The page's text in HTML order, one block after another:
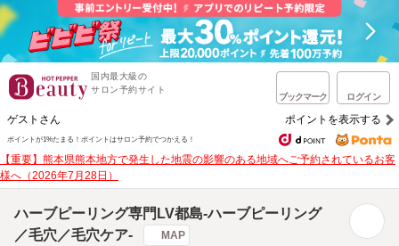
国内最大級の
サロン予約サイト
ブックマーク ログイン
ゲストさん ポイントを表示する
ポイントが1%たまる！ ポイントはサロン予約でつかえる！
【重要】熊本県熊本地方で発生した地震の影響のある地域へご予約されているお客
様へ（2026年7月28日）
ハーブピーリング専門LV都島‐ハーブピーリング
／毛穴／毛穴ケア‐
MAP